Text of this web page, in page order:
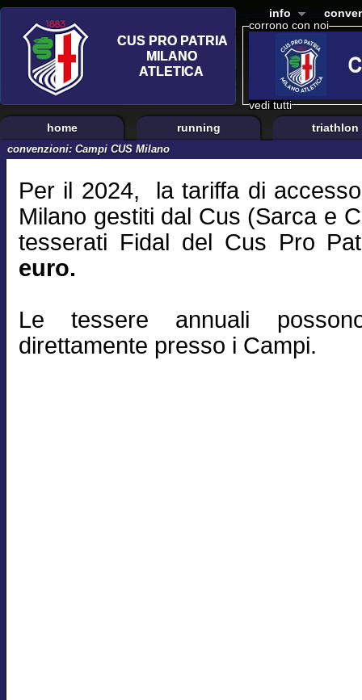
corrono con noi
vedi tutti
info
home running triathlon
convenzioni: Campi CUS Milano
Per il 2024, la tariffa di
Milano gestiti dal Cus (Sarca e
tesserati Fidal del Cus Pro
euro.
Le tessere annuali
direttamente presso i Campi.